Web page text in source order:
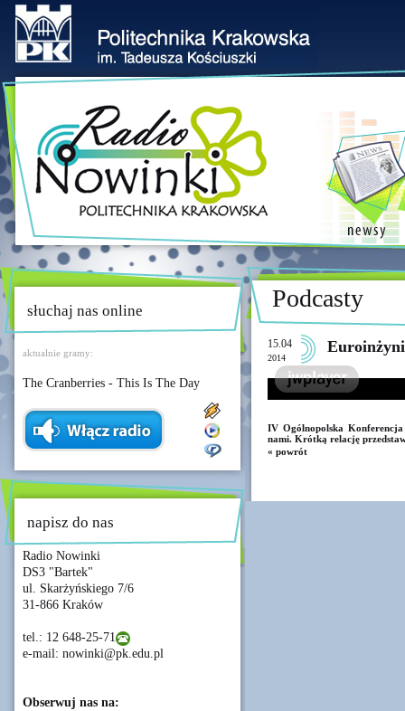
słuchaj nas online
aktualnie gramy:
The Cranberries - This Is The Day
napisz do nas
Radio Nowinki
DS3 "Bartek"
ul. Skarżyńskiego 7/6
31-866 Kraków
tel.: 12 648-25-71
e-mail: nowinki@pk.edu.pl
Obserwuj nas na:
Podcasty
15.04
2014
IV Ogólnopolska
nami. Krótką relację
« powrót